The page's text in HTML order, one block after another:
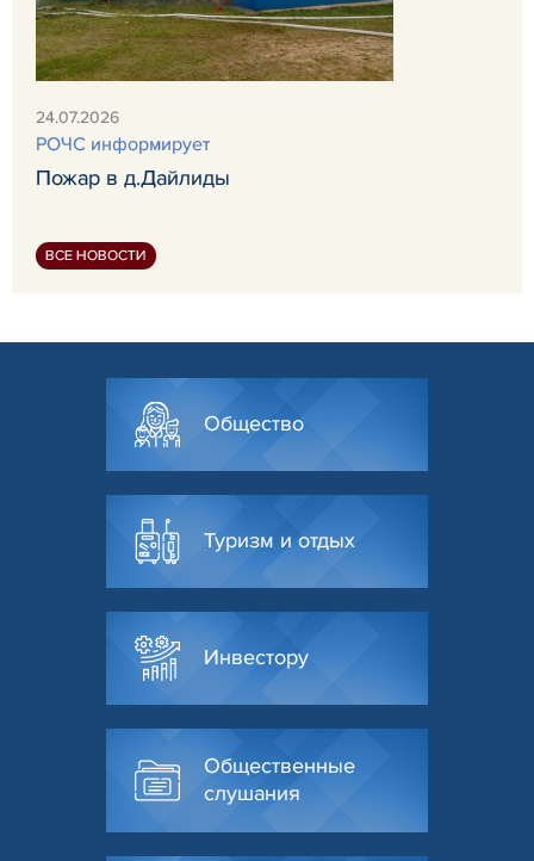
24.07.2026
РОЧС информирует
Пожар в д.Дайлиды
ВСЕ НОВОСТИ
Общество
Туризм и отдых
Инвестору
Общественные
слушания